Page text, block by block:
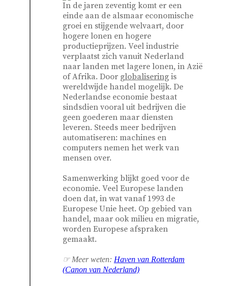
In de jaren zeventig komt er een
einde aan de alsmaar economische
groei en stijgende welvaart, door
hogere lonen en hogere
productieprijzen. Veel industrie
verplaatst zich vanuit Nederland
naar landen met lagere lonen, in Azië
of Afrika. Door globaliseringis
wereldwijde handel mogelijk. De
Nederlandse economie bestaat
sindsdien vooral uit bedrijven die
geen goederen maar diensten
leveren. Steeds meer bedrijven
automatiseren: machines en
computers nemen het werk van
mensen over.
Samenwerking blijkt goed voor de
economie. Veel Europese landen
doen dat, in wat vanaf 1993 de
Europese Unie heet. Op gebied van
handel, maar ook milieu en migratie,
worden Europese afspraken
gemaakt.
☞ Meer weten: Haven van Rotterdam
(Canon van Nederland)